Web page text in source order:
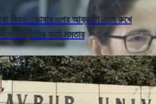
দিবস: 'ভাষার ওপর আক্রমণ এলে রুখে
সম্প্রীতির বার্তা মমতার